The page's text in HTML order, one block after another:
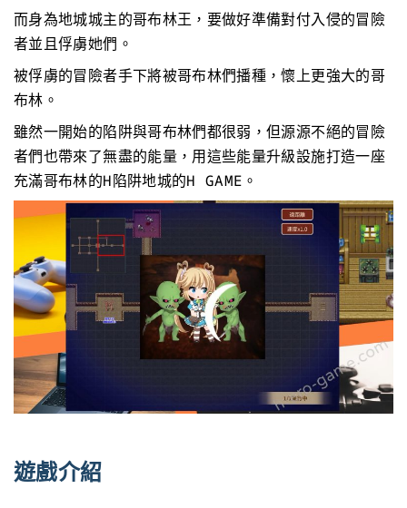
而身為地城城主的哥布林王，要做好準備對付入侵的冒險
者並且俘虜她們。
被俘虜的冒險者手下將被哥布林們播種，懷上更強大的哥
布林。
雖然一開始的陷阱與哥布林們都很弱，但源源不絕的冒險
者們也帶來了無盡的能量，用這些能量升級設施打造一座
充滿哥布林的H陷阱地城的H GAME。
遊戲介紹